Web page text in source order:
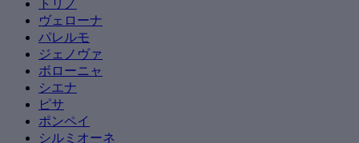
トリノ
ヴェローナ
パレルモ
ジェノヴァ
ボローニャ
シエナ
ピサ
ポンペイ
シルミオーネ